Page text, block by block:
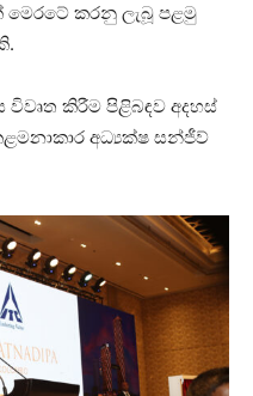
මෙරටේ කරනු ලැබූ පළමු
විවෘත කිරීම පිළිබඳව අදහස්
අධ්‍යක්ෂ සන්ජීව්